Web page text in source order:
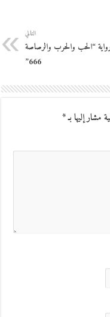
التالي
“الحب والحرب والرصاصة
666”
مشار إليها بـ*